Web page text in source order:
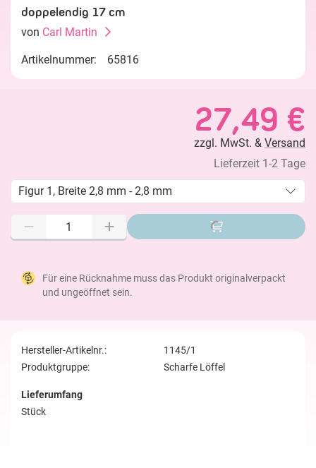
doppelendig 17 cm
von Carl Martin
Artikelnummer: 65816
27,49 €
zzgl. MwSt. & Versand
Lieferzeit 1-2 Tage
Figur 1, Breite 2,8 mm - 2,8 mm
Für eine Rücknahme muss das Produkt originalverpackt
und ungeöffnet sein.
Hersteller-Artikelnr.:
1145/1
Produktgruppe:
Scharfe Löffel
Lieferumfang
Stück